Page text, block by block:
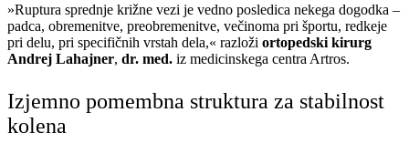
»Ruptura sprednje križne vezi je vedno posledica nekega dogodka –
padca, obremenitve, preobremenitve, večinoma pri športu, redkeje
pri delu, pri specifičnih vrstah dela,« razloži ortopedski kirurg
Andrej Lahajner, dr. med. iz medicinskega centra Artros.
Izjemno pomembna struktura za stabilnost
kolena